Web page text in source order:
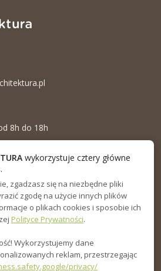
8h do 18h
wykorzystuje cztery główne
zgadzasz się na niezbędne pliki
zgodę na użycie innych plików
o plikach cookies i sposobie ich
Polityce Prywatności.
Wykorzystujemy dane
reklam, przestrzegając
privacy/